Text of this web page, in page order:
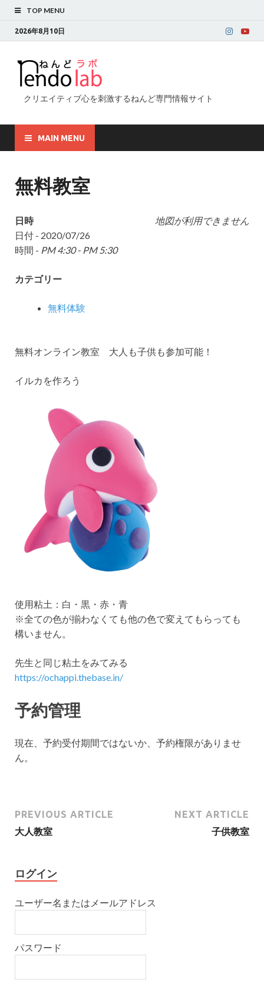
TOP MENU
2026年8月10日
クリエイティブ心を刺激するねんど専門情報サイト
MAIN MENU
無料教室
地図が利用できません
日時
日付 - 2020/07/26
時間 - PM 4:30 - PM 5:30
カテゴリー
無料体験
無料オンライン教室 大人も子供も参加可能！
イルカを作ろう
使用粘土：白・黒・赤・青
※全ての色が揃わなくても他の色で変えてもらっても
構いません。
先生と同じ粘土をみてみる
https://ochappi.thebase.in/
予約管理
現在、予約受付期間ではないか、予約権限がありませ
ん。
PREVIOUS ARTICLE
大人教室
NEXT ARTICLE
子供教室
ログイン
ユーザー名またはメールアドレス
パスワード